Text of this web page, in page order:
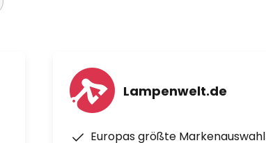
Lampenwelt.de
Europas größte Markenauswahl